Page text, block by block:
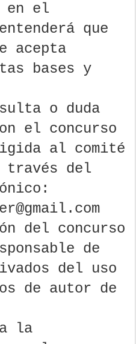
en el
que
acepta
bases y
o duda
el concurso
al comité
través del
del concurso
de
del uso
de autor de
la